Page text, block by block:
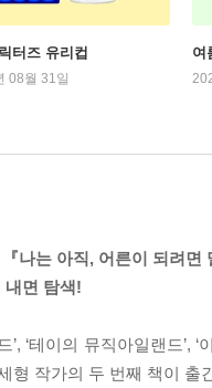
터즈 유리컵
08월 31일
여
나는 아직, 어른이 되려면
내면 탐색!
’, ‘테이의 뮤직아일랜드’,
형 작가의 두 번째 책이